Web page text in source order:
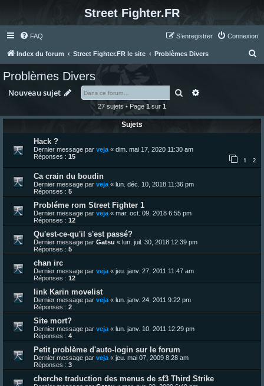
Street Fighter.FR
FAQ Connexion
S’enregistrer
Index du forum Street Fighter.FR le site Problèmes Divers
e
Problèmes Divers
Nouveau sujet Rechercher
27 sujets • Page 1 sur 1
Sujets
Hack ?
Dernier message par veja « dim. mai 17, 2020 11:30 am
Réponses : 15 1 2
Ca crain du boudin
Dernier message par veja « lun. déc. 10, 2018 11:36 pm
Réponses : 5
Probléme rom Street Fighter 1
Dernier message par veja « mar. oct. 09, 2018 6:55 pm
Réponses : 12
Qu'est-ce-qu'il s'est passé?
Dernier message par Gatsu « lun. juil. 30, 2018 12:39 pm
Réponses : 5
chan irc
Dernier message par veja « jeu. janv. 27, 2011 11:47 am
Réponses : 12
link Karin movelist
Dernier message par veja « lun. janv. 24, 2011 9:22 pm
Réponses : 2
Site mort?
Dernier message par veja « lun. janv. 10, 2011 12:29 pm
Réponses : 4
Petit problème d'auto-login sur le forum
Dernier message par veja « jeu. mai 07, 2009 8:28 am
Réponses : 3
cherche traduction des menus de sf3 Third Strike